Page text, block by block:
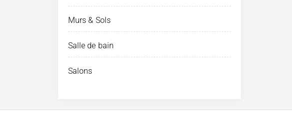
Murs & Sols
Salle de bain
Salons